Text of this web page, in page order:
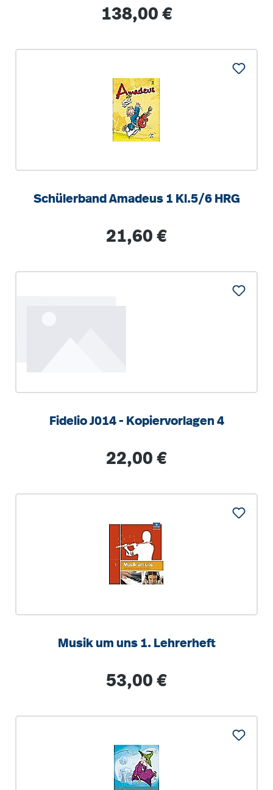
Regulärer Preis:
138,00 €
Schülerband Amadeus 1 Kl.5/6 HRG
Regulärer Preis:
21,60 €
Fidelio J014 - Kopiervorlagen 4
Regulärer Preis:
22,00 €
Musik um uns 1. Lehrerheft
Regulärer Preis:
53,00 €